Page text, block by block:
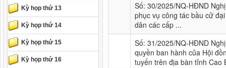
Số: 30/2025/NQ-HĐND
phục vụ công tác bầu cử
dân các cấp ...
Số: 31/2025/NQ-HĐND
quyền ban hành của Hội
tuyến trên địa bàn tỉnh Cao
Kỳ họp thứ 13
Kỳ họp thứ 14
Kỳ họp thứ 15
Kỳ họp thứ 16